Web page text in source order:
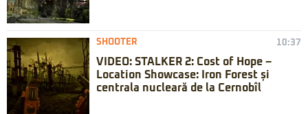
SHOOTER 10:37
VIDEO: STALKER 2: Cost of Hope –
Location Showcase: Iron Forest și
centrala nucleară de la Cernobîl